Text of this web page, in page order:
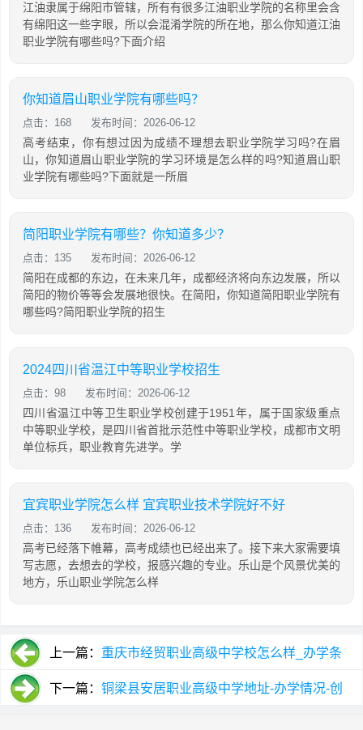
江油隶属于绵阳市管辖，所有有很多江油职业学院的名称里会含
有绵阳这一些字眼，所以会混淆学院的所在地，那么你知道江油
职业学院有哪些吗?下面介绍
你知道眉山职业学院有哪些吗？
点击：168 发布时间：2026-06-12
高考结束，你有想过因为成绩不理想去职业学院学习吗?在眉
山，你知道眉山职业学院的学习环境是怎么样的吗?知道眉山职
业学院有哪些吗?下面就是一所眉
简阳职业学院有哪些？你知道多少？
点击：135 发布时间：2026-06-12
简阳在成都的东边，在未来几年，成都经济将向东边发展，所以
简阳的物价等等会发展地很快。在简阳，你知道简阳职业学院有
哪些吗?简阳职业学院的招生
2024四川省温江中等职业学校招生
点击：98 发布时间：2026-06-12
四川省温江中等卫生职业学校创建于1951年，属于国家级重点
中等职业学校，是四川省首批示范性中等职业学校，成都市文明
单位标兵，职业教育先进学。学
宜宾职业学院怎么样 宜宾职业技术学院好不好
点击：136 发布时间：2026-06-12
高考已经落下帷幕，高考成绩也已经出来了。接下来大家需要填
写志愿，去想去的学校，报感兴趣的专业。乐山是个风景优美的
地方，乐山职业学院怎么样
上一篇： 重庆市经贸职业高级中学校怎么样_办学条
件_校园规模多大
下一篇： 铜梁县安居职业高级中学地址-办学情况-创